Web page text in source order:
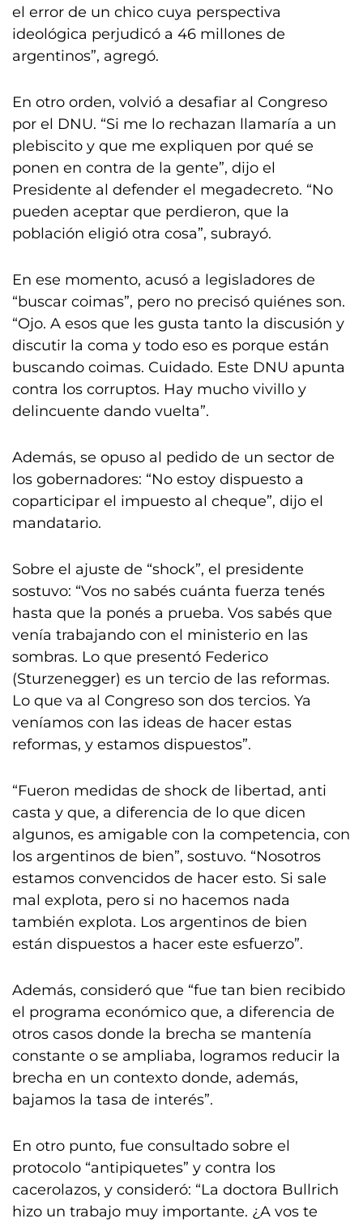
el error de un chico cuya perspectiva
ideológica perjudicó a 46 millones de
argentinos”, agregó.
En otro orden, volvió a desafiar al Congreso
por el DNU. “Si me lo rechazan llamaría a un
plebiscito y que me expliquen por qué se
ponen en contra de la gente”, dijo el
Presidente al defender el megadecreto. “No
pueden aceptar que perdieron, que la
población eligió otra cosa”, subrayó.
En ese momento, acusó a legisladores de
“buscar coimas”, pero no precisó quiénes son.
“Ojo. A esos que les gusta tanto la discusión y
discutir la coma y todo eso es porque están
buscando coimas. Cuidado. Este DNU apunta
contra los corruptos. Hay mucho vivillo y
delincuente dando vuelta”.
Además, se opuso al pedido de un sector de
los gobernadores: “No estoy dispuesto a
coparticipar el impuesto al cheque”, dijo el
mandatario.
Sobre el ajuste de “shock”, el presidente
sostuvo: “Vos no sabés cuánta fuerza tenés
hasta que la ponés a prueba. Vos sabés que
venía trabajando con el ministerio en las
sombras. Lo que presentó Federico
(Sturzenegger) es un tercio de las reformas.
Lo que va al Congreso son dos tercios. Ya
veníamos con las ideas de hacer estas
reformas, y estamos dispuestos”.
“Fueron medidas de shock de libertad, anti
casta y que, a diferencia de lo que dicen
algunos, es amigable con la competencia, con
los argentinos de bien”, sostuvo. “Nosotros
estamos convencidos de hacer esto. Si sale
mal explota, pero si no hacemos nada
también explota. Los argentinos de bien
están dispuestos a hacer este esfuerzo”.
Además, consideró que “fue tan bien recibido
el programa económico que, a diferencia de
otros casos donde la brecha se mantenía
constante o se ampliaba, logramos reducir la
brecha en un contexto donde, además,
bajamos la tasa de interés”.
En otro punto, fue consultado sobre el
protocolo “antipiquetes” y contra los
cacerolazos, y consideró: “La doctora Bullrich
hizo un trabajo muy importante. ¿A vos te